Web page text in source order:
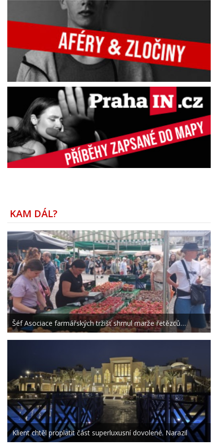
KAM DÁL?
Šéf Asociace farmářských tržišť shrnul marže řetězců…
Klient chtěl proplatit část superluxusní dovolené. Narazil